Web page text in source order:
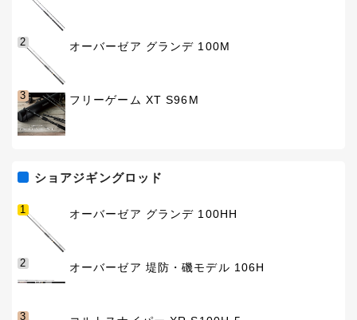
2 オーバーゼア グランデ 100M
3 フリーゲーム XT S96M
ショアジギングロッド
1 オーバーゼア グランデ 100HH
2 オーバーゼア 堤防・磯モデル 106H
3